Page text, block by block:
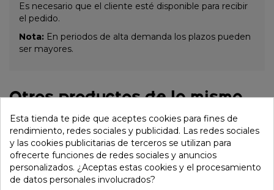
Es necesario que el cliente esté disponible para recibir
el pedido.
Nota: En periodos de alta demanda los plazos pueden
ser mayores.
Otros productos de la misma
categoría:
Esta tienda te pide que aceptes cookies para fines de
rendimiento, redes sociales y publicidad. Las redes sociales
y las cookies publicitarias de terceros se utilizan para
ofrecerte funciones de redes sociales y anuncios
personalizados. ¿Aceptas estas cookies y el procesamiento
de datos personales involucrados?